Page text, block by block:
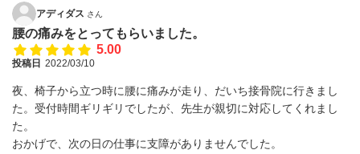
アディダス さん
腰の痛みをとってもらいました。
5.00
投稿日 2022/03/10
夜、椅子から立つ時に腰に痛みが走り、だいち接骨院に行きまし
た。受付時間ギリギリでしたが、先生が親切に対応してくれまし
た。
おかげで、次の日の仕事に支障がありませんでした。